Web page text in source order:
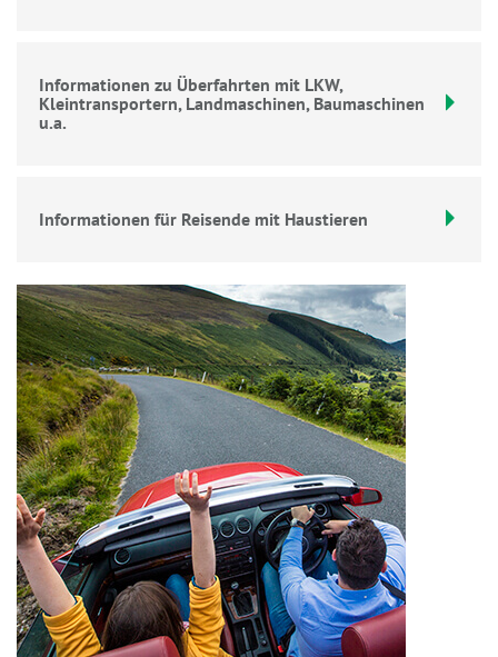
Informationen zu Überfahrten mit LKW,
Kleintransportern, Landmaschinen, Baumaschinen
u.a.
Informationen für Reisende mit Haustieren